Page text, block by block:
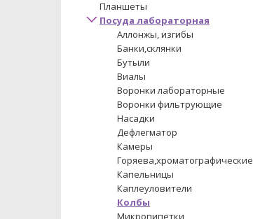
Планшеты
Посуда лабораторная
Аллонжы, изгибы
Банки,склянки
Бутыли
Виалы
Воронки лабораторные
Воронки фильтрующие
Насадки
Дефлегматор
Камеры
Горяева,хроматографические
Капельницы
Каплеуловители
Колбы
Микропипетки